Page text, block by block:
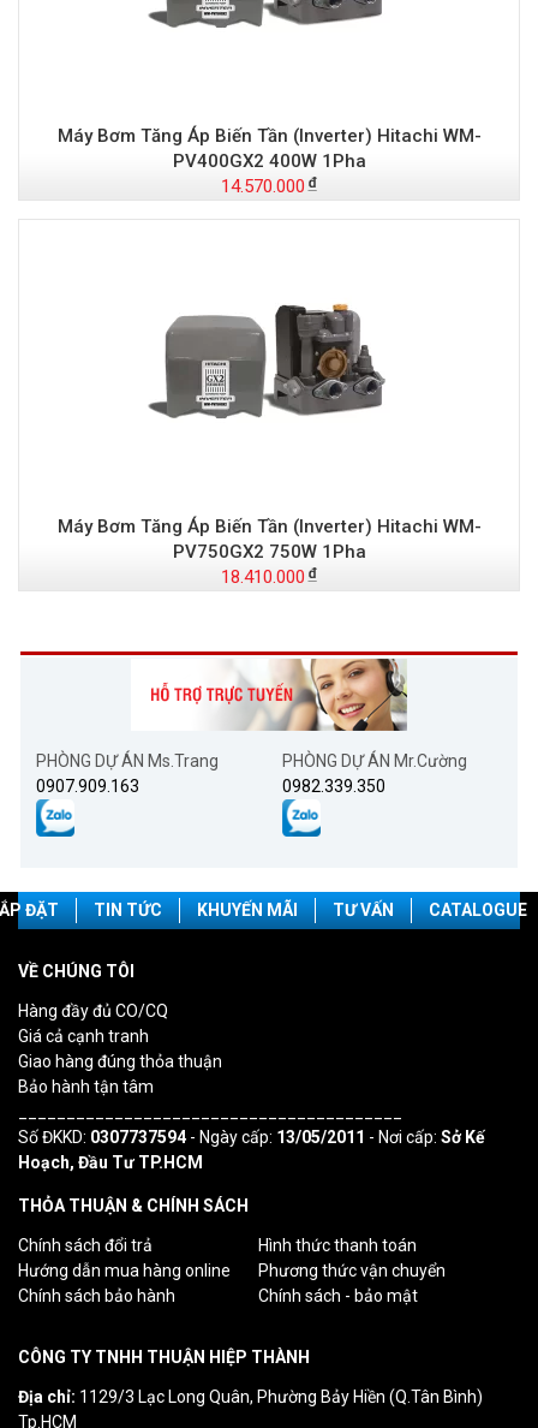
Máy Bơm Tăng Áp Biến Tần (Inverter) Hitachi WM-
PV400GX2 400W 1Pha
14.570.000
Máy Bơm Tăng Áp Biến Tần (Inverter) Hitachi WM-
PV750GX2 750W 1Pha
18.410.000
PHÒNG DỰ ÁN Ms.Trang
0907.909.163
PHÒNG DỰ ÁN Mr.Cường
0982.339.350
ĐẶT TIN TỨC KHUYẾN MÃI TƯ VẤN CATALOGUE
VỀ CHÚNG TÔI
Hàng đầy đủ CO/CQ
Giá cả cạnh tranh
Giao hàng đúng thỏa thuận
Bảo hành tận tâm
Số ĐKKD: 0307737594- Ngày cấp: 13/05/2011 - Nơi cấp: Sở Kế
Hoạch, Đầu Tư TP.HCM
THỎA THUẬN & CHÍNH SÁCH
Chính sách đổi trả
Hình thức thanh toán
Hướng dẫn mua hàng online
Phương thức vận chuyển
Chính sách bảo hành
Chính sách - bảo mật
CÔNG TY TNHH THUẬN HIỆP THÀNH
Địa chỉ: 1129/3 Lạc Long Quân, Phường Bảy Hiền (Q.Tân Bình)
Tp.HCM